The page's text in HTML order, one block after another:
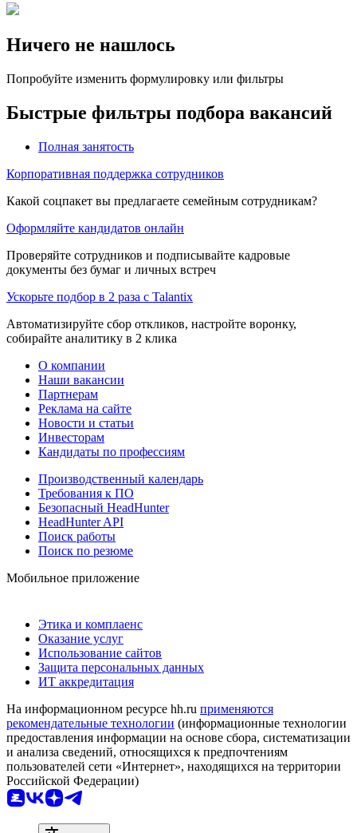
Ничего не нашлось
Попробуйте изменить формулировку или фильтры
Быстрые фильтры подбора вакансий
Полная занятость
Корпоративная поддержка сотрудников
Какой соцпакет вы предлагаете семейным сотрудникам?
Оформляйте кандидатов онлайн
Проверяйте сотрудников и подписывайте кадровые
документы без бумаг и личных встреч
Ускорьте подбор в 2 раза с Talantix
Автоматизируйте сбор откликов, настройте воронку,
собирайте аналитику в 2 клика
О компании
Наши вакансии
Партнерам
Реклама на сайте
Новости и статьи
Инвесторам
Кандидаты по профессиям
Производственный календарь
Требования к ПО
Безопасный HeadHunter
HeadHunter API
Поиск работы
Поиск по резюме
Мобильное приложение
Этика и комплаенс
Оказание услуг
Использование сайтов
Защита персональных данных
ИТ аккредитация
На информационном ресурсе hh.ru применяются
рекомендательные технологии (информационные технологии
предоставления информации на основе сбора, систематизации
и анализа сведений, относящихся к предпочтениям
пользователей сети «Интернет», находящихся на территории
Российской Федерации)